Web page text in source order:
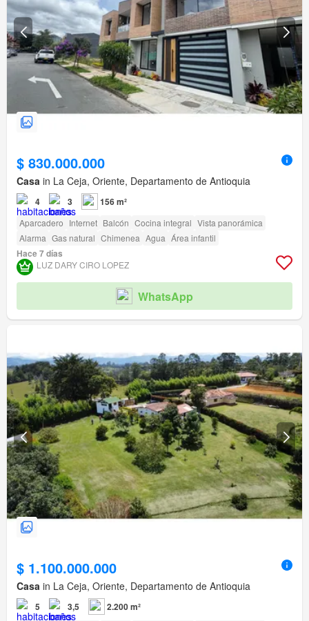
$ 830.000.000
Casa in La Ceja, Oriente, Departamento de Antioquia
4 3 156 m²
Aparcadero Internet Balcón Cocina integral Vista panorámica
Alarma Gas natural Chimenea Agua Área infantil
Hace 7 días
LUZ DARY CIRO LOPEZ
WhatsApp
$ 1.100.000.000
Casa in La Ceja, Oriente, Departamento de Antioquia
5 3,5 2.200 m²